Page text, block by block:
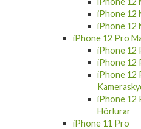
iPhone 12
iPhone 12
iPhone 12 Pro
iPhone 12
iPhone 12
iPhone 12
iPhone 12
Hörlurar
iPhone 11 Pro